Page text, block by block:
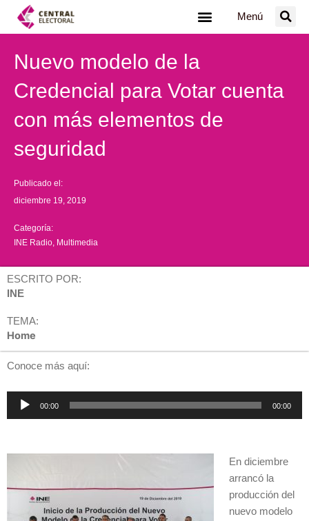
Menú
Nuevo modelo de la
Credencial para Votar cuenta
con más elementos de
seguridad
Publicado el:
diciembre 19, 2019
Categoría:
INE Radio Multimedia
ESCRITO POR:
INE
TEMA:
Home
Conoce más aquí:
Reproductor
00:00 00:00
En diciembre
arrancó la
producción del
nuevo modelo